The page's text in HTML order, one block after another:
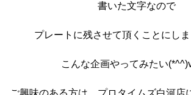
書いた文字なので
プレートに残させて頂くことにし
こんな企画やってみたい